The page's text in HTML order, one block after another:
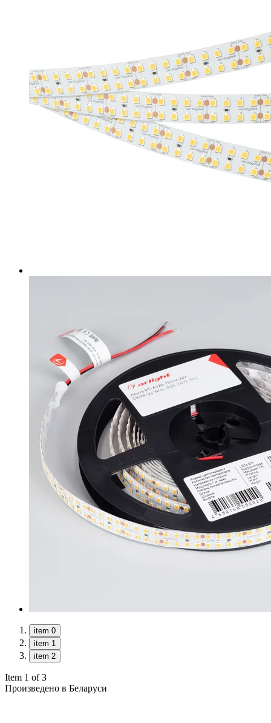
item 0
item 1
item 2
Item 1 of 3
Произведено в Беларуси